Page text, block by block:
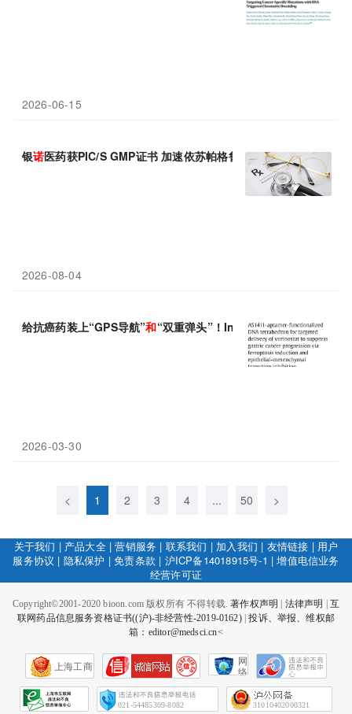
2026-06-15
银诺医药获PIC/S GMP证书 加速依苏帕格鲁肽α全球化出海进程
2026-08-04
给抗癌药装上“GPS导航”和“双重弹头”！Int J Biol Macromol：
2026-03-30
< 1 2 3 4 ... 50 >
关于我们 | 产品大全|营销服务 | 联系我们 | 加入我们 | 友情链接 | 用户
服务协议 | 隐私保护 |免责条款 | 沪ICP备14018915号-1 |增值电信业务
经营许可证
Copyright©2001-2020 bioon.com 版权所有 不得转载.著作权声明 法律声明
互
联网药品信息服务资格证书((沪)-非经营性-2019-0162)|投诉、举报、维权邮
箱：editor@medsci.cn<
上海工商
网
络
会
征
021-54485309-8082 31010402000321